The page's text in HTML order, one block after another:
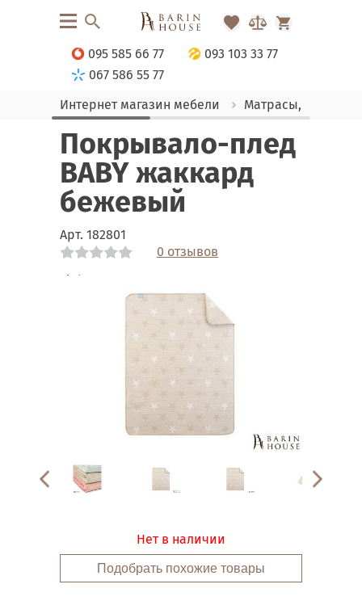
095 585 66 77
093 103 33 77
067 586 55 77
Интернет магазин мебели
Матрасы, текстиль
Покрывало-плед
BABY жаккард
бежевый
Арт. 182801
0 отзывов
Link
Link
Link
Link
Link
Link
Link
Нет в наличии
Подобрать похожие товары